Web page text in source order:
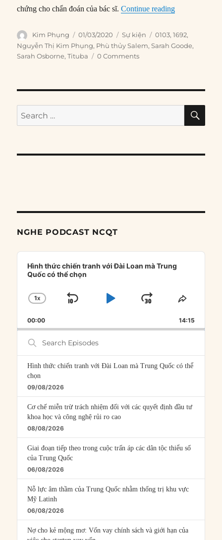
chứng cho chẩn đoán của bác sĩ.Continue reading“01/03/1692:
Author
Kim Phụng
Posted
on
01/03/2020 Categories
Sự kiện Tags
0103,1692,
Nguyễn Thị Kim Phụng, Phù thủy Salem,Sarah Goode,
Sarah Osborne,Tituba 0 Comments
Search
for:
NGHE PODCAST NCQT
Audio
Player
Hình thức chiến tranh với Đài Loan mà Trung
Quốc có thể chọn
CHANGE
RATE
1X
SKIP
PLAYJUMP
FORWARD
SHARE
00:00 14:15
Search
Episodes
Hình thức chiến tranh với Đài Loan mà Trung Quốc có thể
chọn
09/08/2026
Cơ chế miễn trừ trách nhiệm đối với các quyết định đầu tư
khoa học và công nghệ rủi ro cao
08/08/2026
Giai đoạn tiếp theo trong cuộc trấn áp các dân tộc thiểu số
của Trung Quốc
06/08/2026
Nỗ lực âm thầm của Trung Quốc nhằm thống trị khu vực
Mỹ Latinh
06/08/2026
Nợ cho kẻ mộng mơ: Vốn vay chính sách và giới hạn của